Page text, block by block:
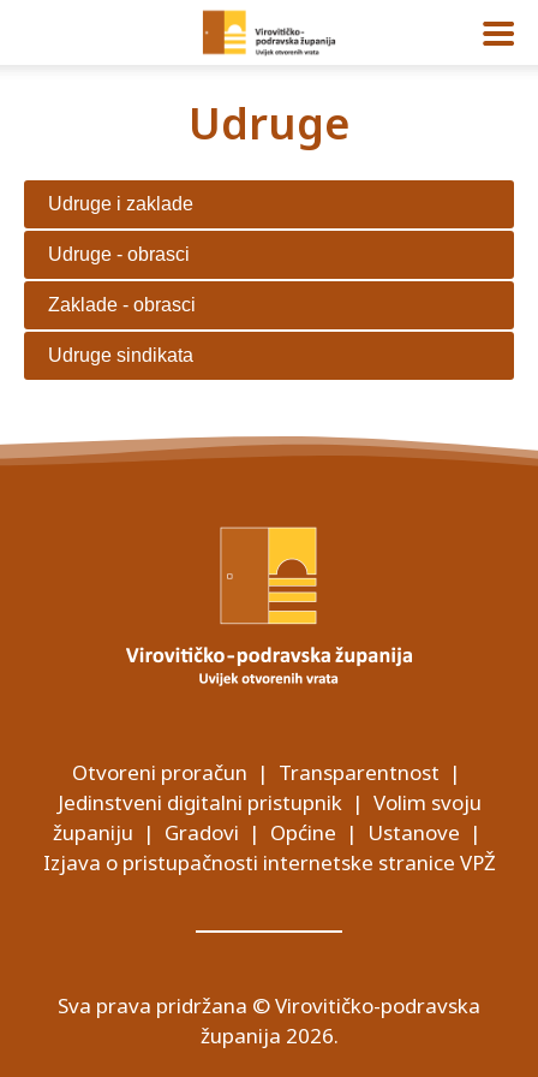
Udruge
Udruge i zaklade
Udruge - obrasci
Zaklade - obrasci
Udruge sindikata
Otvoreni proračun | Transparentnost |
Jedinstveni digitalni pristupnik| Volim svoju
županiju | Gradovi | Općine | Ustanove |
Izjava o pristupačnosti internetske stranice VPŽ
Sva prava pridržana © Virovitičko-podravska
županija 2026.